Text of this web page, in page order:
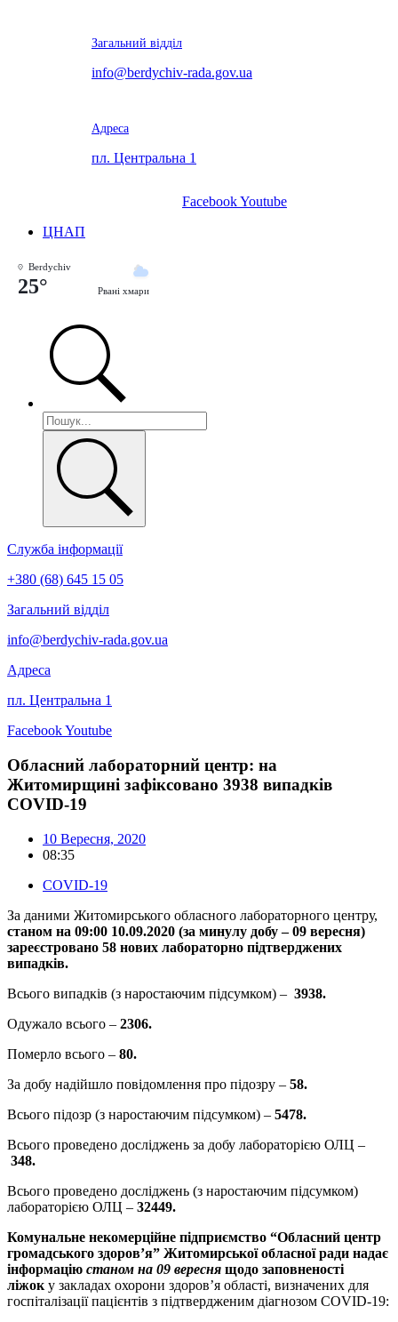
Загальний відділ
info@berdychiv-rada.gov.ua
Адреса
пл. Центральна 1
FacebookYoutube
ЦНАП
Berdychiv
25° Рвані хмари
Служба інформації
+380 (68) 645 15 05
Загальний відділ
info@berdychiv-rada.gov.ua
Адреса
пл. Центральна 1
FacebookYoutube
Обласний лабораторний центр: на
Житомирщині зафіксовано 3938 випадків
COVID-19
10 Вересня, 2020
08:35
COVID-19
За даними Житомирського обласного лабораторного центру,
станом на 09:00 10.09.2020 (за минулу добу – 09 вересня)
зареєстровано 58 нових лабораторно підтверджених
випадків.
Всього випадків (з наростаючим підсумком) – 3938.
Одужало всього – 2306.
Померло всього – 80.
За добу надійшло повідомлення про підозру – 58.
Всього підозр (з наростаючим підсумком) – 5478.
Всього проведено досліджень за добу лабораторією ОЛЦ –
348.
Всього проведено досліджень (з наростаючим підсумком)
лабораторією ОЛЦ – 32449.
Комунальне некомерційне підприємство “Обласний центр
громадського здоров’я” Житомирської обласної ради надає
інформацію станом на 09 вересня щодо заповненості
ліжок у закладах охорони здоров’я області, визначених для
госпіталізації пацієнтів з підтвердженим діагнозом COVID-19: